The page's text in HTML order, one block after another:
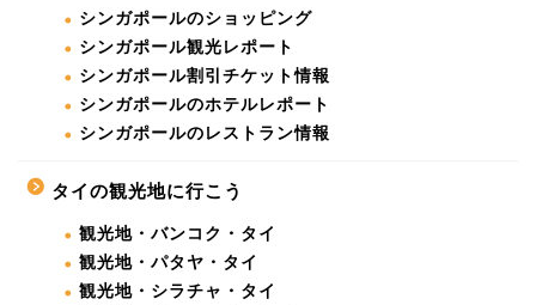
シンガポールのショッピング
シンガポール観光レポート
シンガポール割引チケット情報
シンガポールのホテルレポート
シンガポールのレストラン情報
タイの観光地に行こう
観光地・バンコク・タイ
観光地・パタヤ・タイ
観光地・シラチャ・タイ